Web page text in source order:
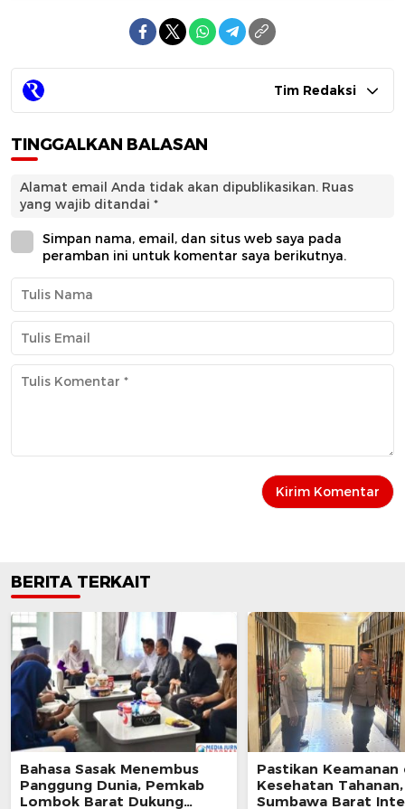
Tim Redaksi
TINGGALKAN BALASAN
Alamat email Anda tidak akan dipublikasikan. Ruas
yang wajib ditandai *
Simpan nama, email, dan situs web saya pada
peramban ini untuk komentar saya berikutnya.
BERITA TERKAIT
Bahasa Sasak Menembus
Panggung Dunia, Pemkab
Lombok Barat Dukung
Pastikan Keamanan
Kesehatan
Sumbawa Barat